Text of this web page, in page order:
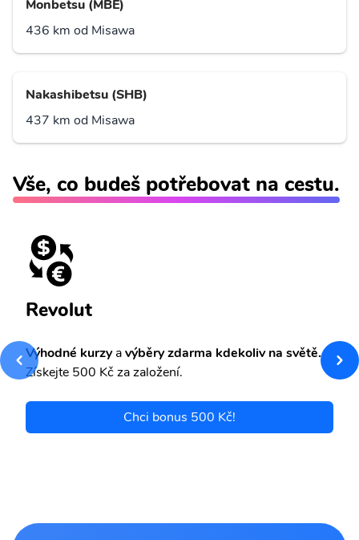
Monbetsu (MBE)
436 km od Misawa
Nakashibetsu (SHB)
437 km od Misawa
Vše, co budeš potřebovat na cestu.
Revolut
Výhodné kurzyavýběry zdarma kdekoliv na světě.
Získejte 500 Kč za založení.
Chci bonus 500 Kč!